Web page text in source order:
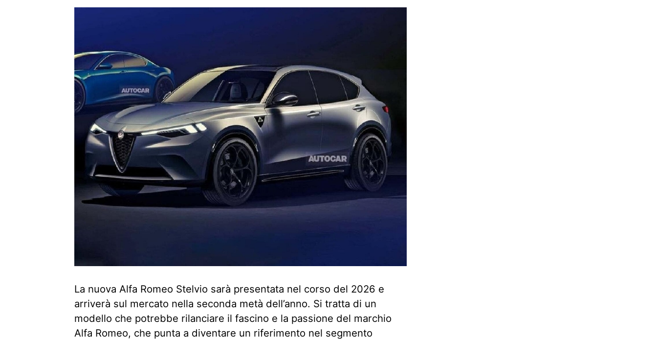
La nuova Alfa Romeo Stelvio sarà presentata nel corso del 2026 e
arriverà sul mercato nella seconda metà dell’anno. Si tratta di un
modello che potrebbe rilanciare il fascino e la passione del marchio
Alfa Romeo, che punta a diventare un riferimento nel segmento